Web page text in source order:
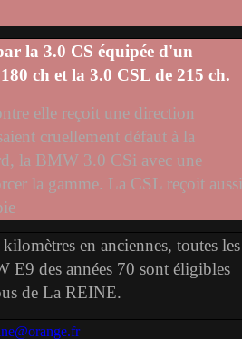
la 3.0 CS équipée d'un
ch et la 3.0 CSL de 215 ch.
elle reçoit une direction
cruellement défaut à la
la BMW 3.0 CSi avec une
la gamme. La CSL reçoit aussi
en anciennes, toutes les
E9 des années 70 sont éligibles
de La REINE.